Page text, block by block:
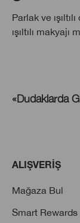
Parlak ve
ışıltılı makyajı
«Dudaklarda
ALIŞVERİŞ
Mağaza Bul
Smart Rewards